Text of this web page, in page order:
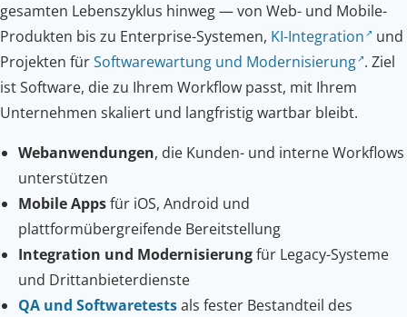
gesamten Lebenszyklus hinweg — von Web- und Mobile-
Produkten bis zu Enterprise-Systemen, KI-Integration
und
Projekten fürSoftwarewartung und Modernisierung . Ziel
ist Software, die zu Ihrem Workflow passt, mit Ihrem
Unternehmen skaliert und langfristig wartbar bleibt.
Webanwendungen, die Kunden- und interne Workflows
unterstützen
Mobile Appsfür iOS, Android und
plattformübergreifende Bereitstellung
Integration und Modernisierungfür Legacy-Systeme
und Drittanbieterdienste
QA und Softwaretestsals fester Bestandteil des